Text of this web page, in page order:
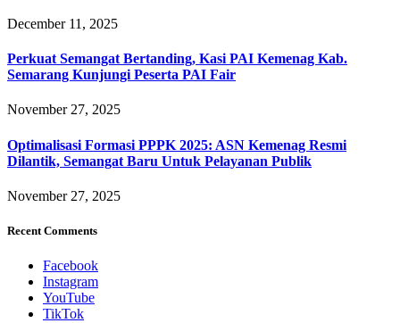
December 11, 2025
Perkuat Semangat Bertanding, Kasi PAI Kemenag Kab.
Semarang Kunjungi Peserta PAI Fair
November 27, 2025
Optimalisasi Formasi PPPK 2025: ASN Kemenag Resmi
Dilantik, Semangat Baru Untuk Pelayanan Publik
November 27, 2025
Recent Comments
Facebook
Instagram
YouTube
TikTok